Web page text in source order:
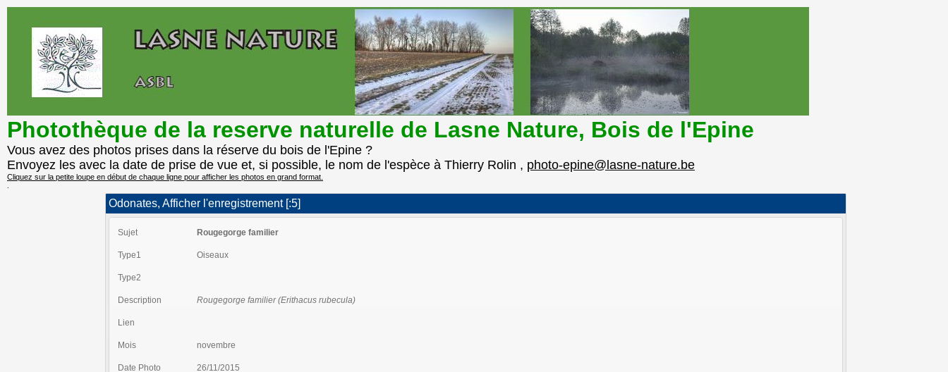
Photothèque de la reserve naturelle de Lasne Nature, Bois de l'Epine
Vous avez des photos prises dans la réserve du bois de l'Epine ?
Envoyez les avec la date de prise de vue et, si possible, le nom de l'espèce à Thierry Rolin , photo-epine@lasne-nature.be
Cliquez sur la petite loupe en début de chaque ligne pour afficher les photos en grand format.
Odonates, Afficher l'enregistrement [:5]
Sujet Rougegorge familier
Type1 Oiseaux
Type2
Description Rougegorge familier (Erithacus rubecula)
Lien
Mois novembre
Date Photo 26/11/2015